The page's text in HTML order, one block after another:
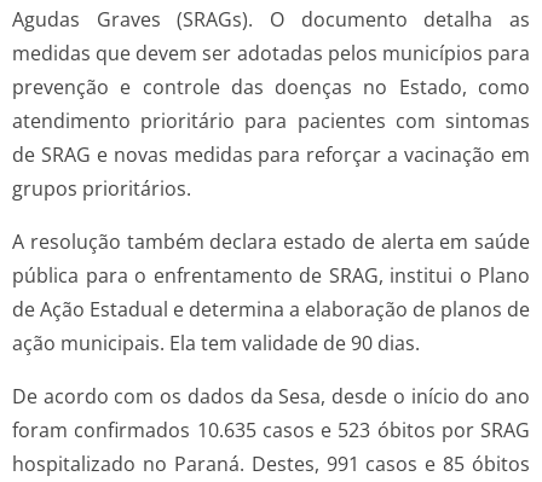
Agudas Graves (SRAGs). O documento detalha as
medidas que devem ser adotadas pelos municípios para
prevenção e controle das doenças no Estado, como
atendimento prioritário para pacientes com sintomas
de SRAG e novas medidas para reforçar a vacinação em
grupos prioritários.
A resolução também declara estado de alerta em saúde
pública para o enfrentamento de SRAG, institui o Plano
de Ação Estadual e determina a elaboração de planos de
ação municipais. Ela tem validade de 90 dias.
De acordo com os dados da Sesa, desde o início do ano
foram confirmados 10.635 casos e 523 óbitos por SRAG
hospitalizado no Paraná. Destes, 991 casos e 85 óbitos